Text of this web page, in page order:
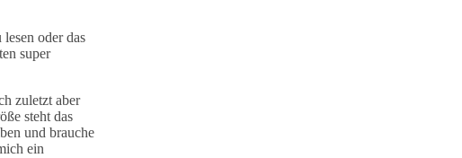
oder das
super
zuletzt aber
steht das
und brauche
ein